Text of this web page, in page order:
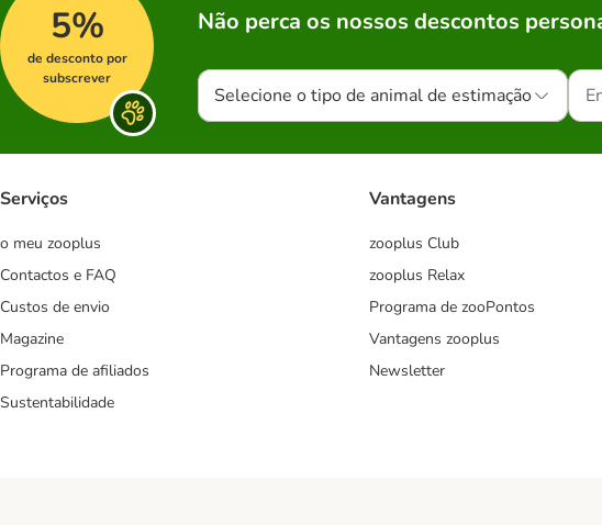
5%
de desconto por
subscrever
Não perca os nossos descontos
Selecione o tipo de animal de estimação
Serviços
o meu zooplus
Contactos e FAQ
Custos de envio
Magazine
Programa de afiliados
Sustentabilidade
Vantagens
zooplus Club
zooplus Relax
Programa de zooPontos
Vantagens zooplus
Newsletter